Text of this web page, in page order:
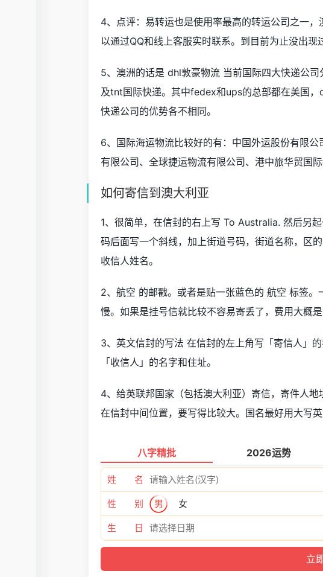
4、点评：易转运也是使用率最高的转运公司之一
以通过QQ和线上客服实时联系。到目前为止没出现
5、澳洲的话是 dhl敦豪物流 当前国际四大快递公
及tnt国际快递。其中fedex和ups的总部都在美国
快递公司的优势各不相同。
6、国际海运物流比较好的有：中国外运股份有限
有限公司、全球捷运物流有限公司、港中旅华贸国际
如何寄信到澳大利亚
1、很简单，在信封的右上写 To Australia. 然后另
码后面写一个斜线，加上街道号码，街道名称，区
收信人姓名。
2、航空 的邮戳。或者是贴一张蓝色的 航空 标签
慢。如果是挂号信就比较不容易寄丢了，费用大概是
3、英文信封的写法 在信封的左上角写「寄信人」
「收信人」的名字和住址。
4、给英联邦国家（包括澳大利亚）寄信，寄件人
在信封中间位置，要写得比较大。国名最好用大写英
八字精批 2026运势
姓 名
性 别 男 女
生 日